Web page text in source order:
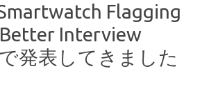
Flagging
Interview
発表してきました